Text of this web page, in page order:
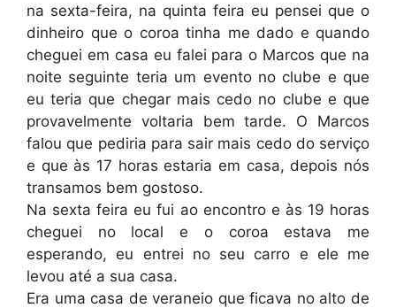
na sexta-feira, na quinta feira eu pensei que o
dinheiro que o coroa tinha me dado e quando
cheguei em casa eu falei para o Marcos que na
noite seguinte teria um evento no clube e que
eu teria que chegar mais cedo no clube e que
provavelmente voltaria bem tarde. O Marcos
falou que pediria para sair mais cedo do serviço
e que às 17 horas estaria em casa, depois nós
transamos bem gostoso.
Na sexta feira eu fui ao encontro e às 19 horas
cheguei no local e o coroa estava me
esperando, eu entrei no seu carro e ele me
levou até a sua casa.
Era uma casa de veraneio que ficava no alto de